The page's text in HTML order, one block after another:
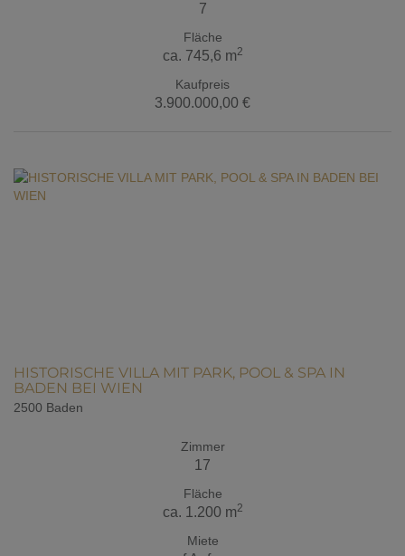
7
Fläche
ca. 745,6 m2
Kaufpreis
3.900.000,00 €
HISTORISCHE VILLA MIT PARK, POOL & SPA IN
BADEN BEI WIEN
2500 Baden
Zimmer
17
Fläche
ca. 1.200 m2
Miete